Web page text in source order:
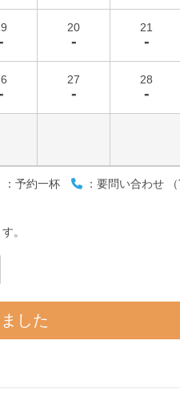
20
-
21
-
27
-
28
-
：予約一杯 ：要問い合わせ
。
した